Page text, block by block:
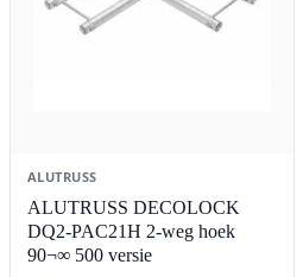
ALUTRUSS
ALUTRUSS DECOLOCK
DQ2-PAC21H 2-weg hoek
90¬∞ 500 versie